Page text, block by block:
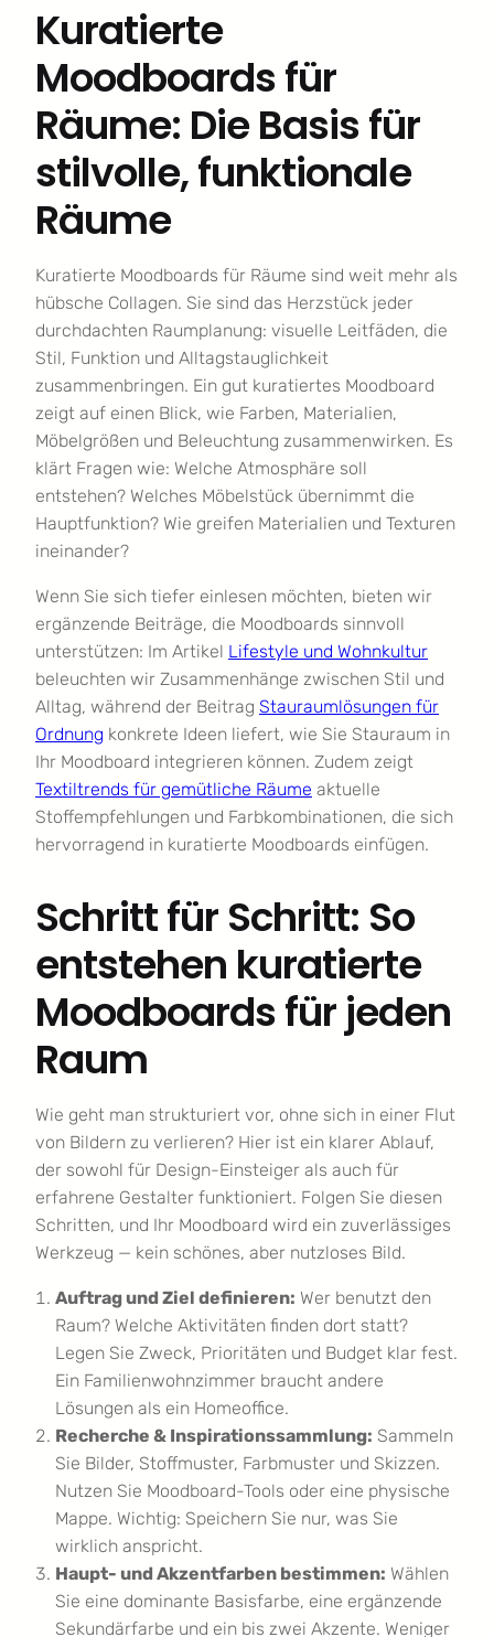
Kuratierte
Moodboards für
Räume: Die Basis für
stilvolle, funktionale
Räume
Kuratierte Moodboards für Räume sind weit mehr als
hübsche Collagen. Sie sind das Herzstück jeder
durchdachten Raumplanung: visuelle Leitfäden, die
Stil, Funktion und Alltagstauglichkeit
zusammenbringen. Ein gut kuratiertes Moodboard
zeigt auf einen Blick, wie Farben, Materialien,
Möbelgrößen und Beleuchtung zusammenwirken. Es
klärt Fragen wie: Welche Atmosphäre soll
entstehen? Welches Möbelstück übernimmt die
Hauptfunktion? Wie greifen Materialien und Texturen
ineinander?
Wenn Sie sich tiefer einlesen möchten, bieten wir
ergänzende Beiträge, die Moodboards sinnvoll
unterstützen: Im Artikel Lifestyle und Wohnkultur
beleuchten wir Zusammenhänge zwischen Stil und
Alltag, während der Beitrag Stauraumlösungen für
Ordnung konkrete Ideen liefert, wie Sie Stauraum in
Ihr Moodboard integrieren können. Zudem zeigt
Textiltrends für gemütliche Räume aktuelle
Stoffempfehlungen und Farbkombinationen, die sich
hervorragend in kuratierte Moodboards einfügen.
Schritt für Schritt: So
entstehen kuratierte
Moodboards für jeden
Raum
Wie geht man strukturiert vor, ohne sich in einer Flut
von Bildern zu verlieren? Hier ist ein klarer Ablauf,
der sowohl für Design-Einsteiger als auch für
erfahrene Gestalter funktioniert. Folgen Sie diesen
Schritten, und Ihr Moodboard wird ein zuverlässiges
Werkzeug — kein schönes, aber nutzloses Bild.
Auftrag und Ziel definieren: Wer benutzt den
Raum? Welche Aktivitäten finden dort statt?
Legen Sie Zweck, Prioritäten und Budget klar fest.
Ein Familienwohnzimmer braucht andere
Lösungen als ein Homeoffice.
Recherche & Inspirationssammlung: Sammeln
Sie Bilder, Stoffmuster, Farbmuster und Skizzen.
Nutzen Sie Moodboard-Tools oder eine physische
Mappe. Wichtig: Speichern Sie nur, was Sie
wirklich anspricht.
Haupt- und Akzentfarben bestimmen: Wählen
Sie eine dominante Basisfarbe, eine ergänzende
Sekundärfarbe und ein bis zwei Akzente. Weniger